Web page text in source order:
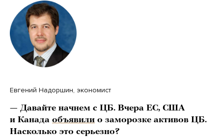
Евгений Надоршин, экономист
— Давайте начнем с ЦБ. Вчера ЕС, США
и Канада объявили о заморозке активов ЦБ.
Насколько это серьезно?